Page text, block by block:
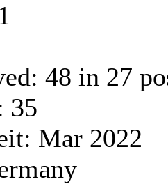
48 in 27
35
Mar 2022